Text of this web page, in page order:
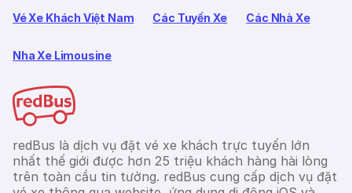
Vé Xe Khách Việt Nam Các Tuyến Xe Các Nhà Xe
Nha Xe Limousine
redBus là dịch vụ đặt vé xe khách trực tuyến lớn
nhất thế giới được hơn 25 triệu khách hàng hài lòng
trên toàn cầu tin tưởng. redBus cung cấp dịch vụ đặt